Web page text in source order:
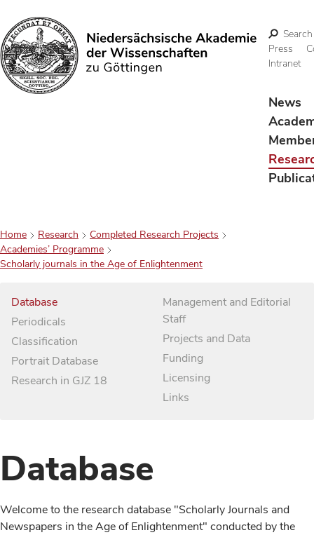
Search
Search
Press
Intranet
News
Home Research
Completed Research Projects
Academies’ Programme
Scholarly journals in the Age of Enlightenment
Database
Periodicals
Classification
Portrait Database
Research in GJZ 18
Management and Editorial
Staff
Projects and Data
Funding
Licensing
Links
Database
Welcome to the research database "Scholarly Journals and
Newspapers in the Age of Enlightenment" conducted by the